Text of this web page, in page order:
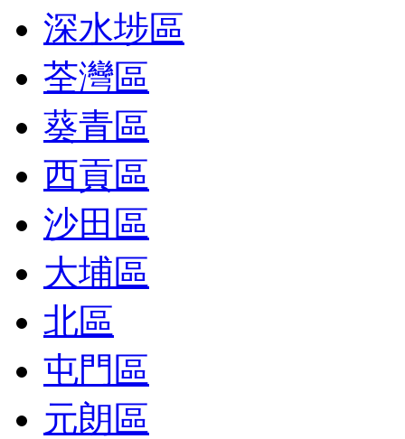
深水埗區
荃灣區
葵青區
西貢區
沙田區
大埔區
北區
屯門區
元朗區